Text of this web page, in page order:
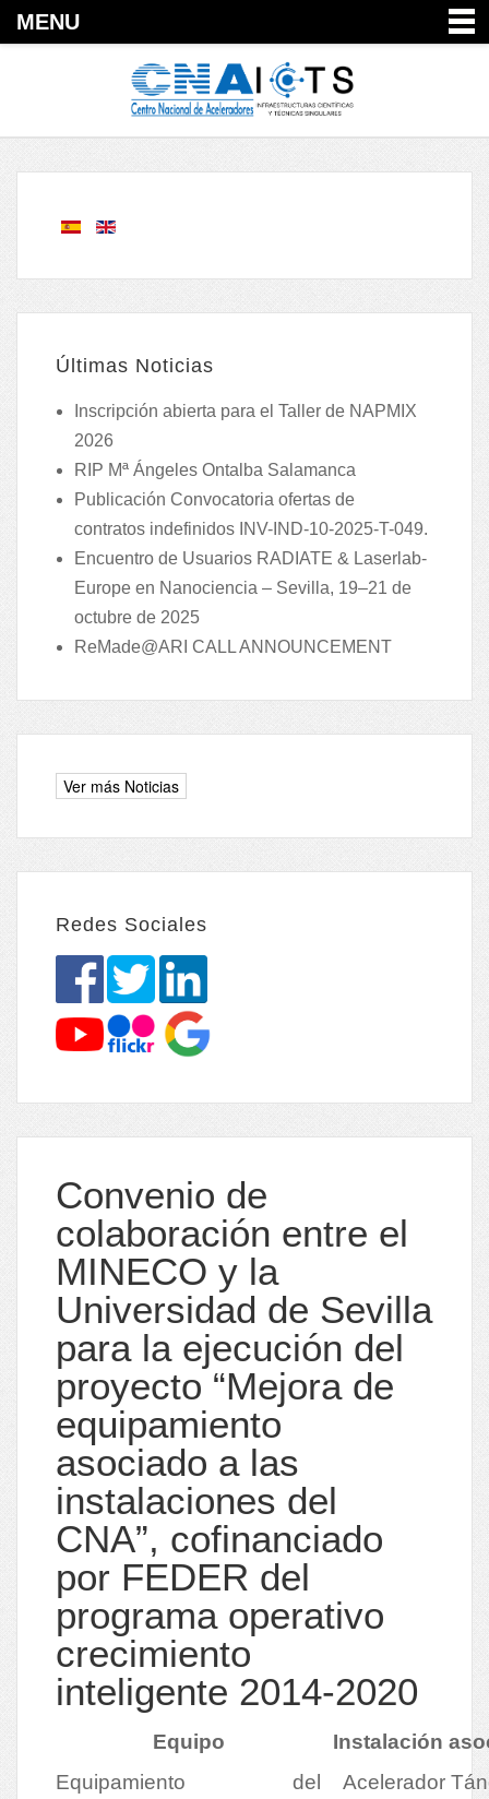
MENU
Últimas Noticias
Inscripción abierta para el Taller de NAPMIX
2026
RIP Mª Ángeles Ontalba Salamanca
Publicación Convocatoria ofertas de
contratos indefinidos INV-IND-10-2025-T-049.
Encuentro de Usuarios RADIATE & Laserlab-
Europe en Nanociencia – Sevilla, 19–21 de
octubre de 2025
ReMade@ARI CALL ANNOUNCEMENT
Redes Sociales
Convenio de
colaboración entre el
MINECO y la
Universidad de Sevilla
para la ejecución del
proyecto “Mejora de
equipamiento
asociado a las
instalaciones del
CNA”, cofinanciado
por FEDER del
programa operativo
crecimiento
inteligente 2014-2020
Equipo
Instalación
Equipamiento del
Acelerador